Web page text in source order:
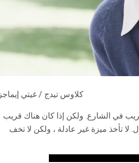
كلاوس تيدج / غيتي إيماجز
في الشارع. ولكن إذا كان هناك قريب
تأخذ ميزة غير عادلة ، ولكن لا تخف